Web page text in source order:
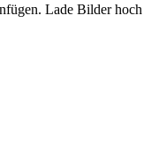
Lade Bilder hoch